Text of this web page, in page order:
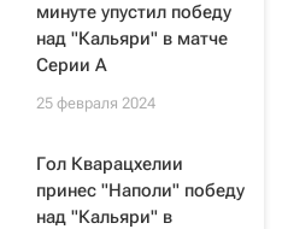
минуте упустил победу
над "Кальяри" в матче
Серии А
25 февраля 2024
Гол Кварацхелии
принес "Наполи" победу
над "Кальяри" в